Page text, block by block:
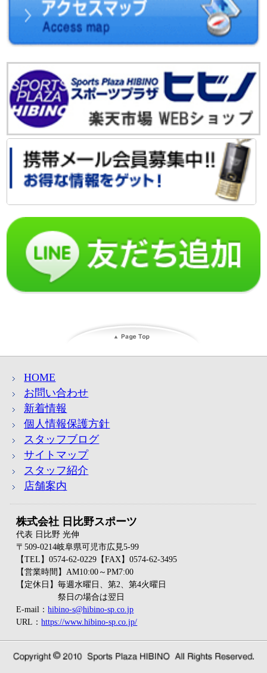
HOME
お問い合わせ
新着情報
個人情報保護方針
スタッフブログ
サイトマップ
スタッフ紹介
店舗案内
株式会社 日比野スポーツ
代表 日比野 光伸
〒509-0214岐阜県可児市広見5-99
【TEL】0574-62-0229【FAX】0574-62-3495
【営業時間】AM10:00～PM7:00
【定休日】毎週水曜日、第2、第4火曜日
祭日の場合は翌日
E-mail：hibino-s@hibino-sp.co.jp
URL：https://www.hibino-sp.co.jp/